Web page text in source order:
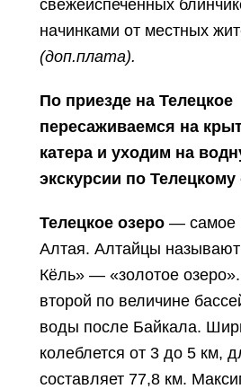
свежеиспеченных
начинками от местных
(доп.плата).
По приезде на Телецкое
пересаживаемся на
катера и уходим на
экскурсии по Телецкому
Телецкое озеро — самое
Алтая. Алтайцы
Кёль» — «золотое
второй по величине
воды после Байкала.
колеблется от 3 до 5 км,
составляет 77,8 км.